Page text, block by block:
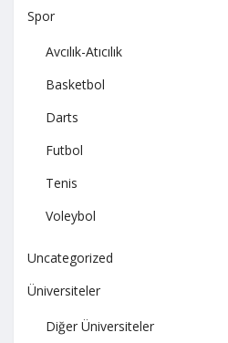
Spor
Avcılık-Atıcılık
Basketbol
Darts
Futbol
Tenis
Voleybol
Uncategorized
Üniversiteler
Diğer Üniversiteler